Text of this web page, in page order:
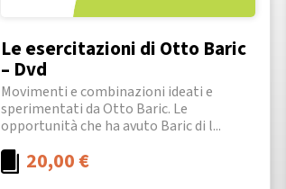
Le esercitazioni di Otto Baric
– Dvd
Movimenti e combinazioni ideati e
sperimentati da Otto Baric. Le
opportunità che ha avuto Baric di l...
20,00€